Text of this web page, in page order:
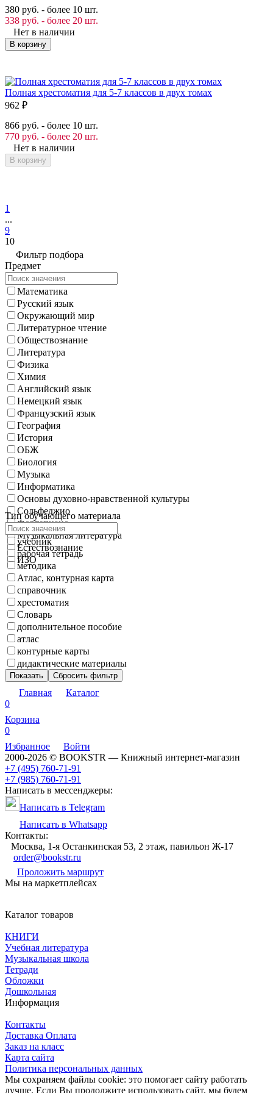
380 руб. - более 10 шт.
338 руб. - более 20 шт.
Нет в наличии
В корзину
Полная хрестоматия для 5-7 классов в двух томах
962 ₽
866 руб. - более 10 шт.
770 руб. - более 20 шт.
Нет в наличии
В корзину
1
...
9
10
Фильтр подбора
Предмет
Математика
Русский язык
Окружающий мир
Литературное чтение
Обществознание
Литература
Физика
Химия
Английский язык
Немецкий язык
Французский язык
География
История
ОБЖ
Биология
Музыка
Информатика
Основы духовно-нравственной культуры
Сольфеджио
Фортепиано
Музыкальная литература
Естествознание
ИЗО
Тип обучающего материала
учебник
рабочая тетрадь
методика
Атлас, контурная карта
справочник
хрестоматия
Словарь
дополнительное пособие
атлас
контурные карты
дидактические материалы
Показать Сбросить фильтр
Главная
Каталог
0
Корзина
0
Избранное
Войти
2000-2026 © BOOKSTR — Книжный интернет-магазин
+7 (495) 760-71-91
+7 (985) 760-71-91
Написать в мессенджеры:
Написать в Telegram
Написать в Whatsapp
Контакты:
Москва, 1-я Останкинская 53, 2 этаж, павильон Ж-17
order@bookstr.ru
Проложить маршрут
Мы на маркетплейсах
Каталог товаров
КНИГИ
Учебная литература
Музыкальная школа
Тетради
Обложки
Дошкольная
Информация
Контакты
Доставка Оплата
Заказ на класс
Карта сайта
Политика персональных данных
Мы сохраняем файлы cookie: это помогает сайту работать
лучше. Если Вы продолжите использовать сайт, мы будем